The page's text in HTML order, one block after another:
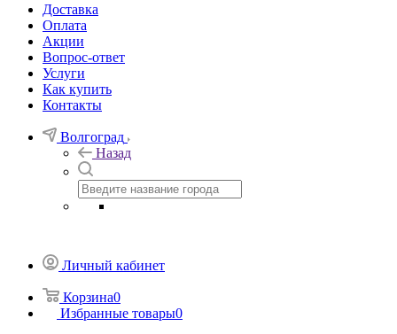
Доставка
Оплата
Акции
Вопрос-ответ
Услуги
Как купить
Контакты
Волгоград
Назад
Личный кабинет
Корзина0
Избранные товары0